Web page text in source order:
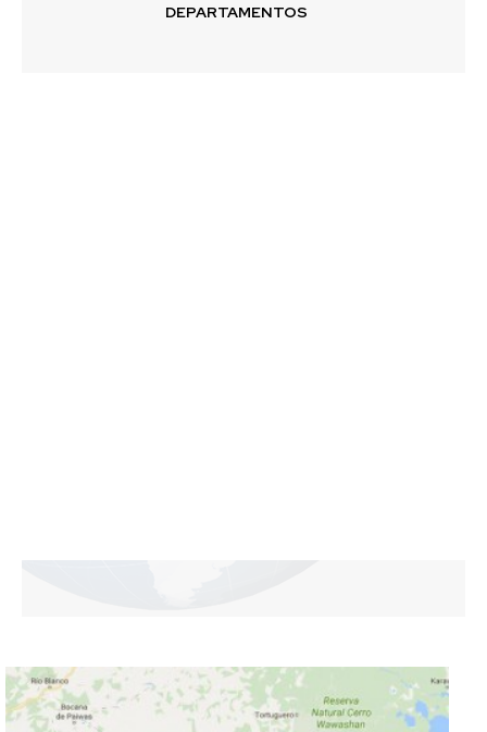
DEPARTAMENTOS